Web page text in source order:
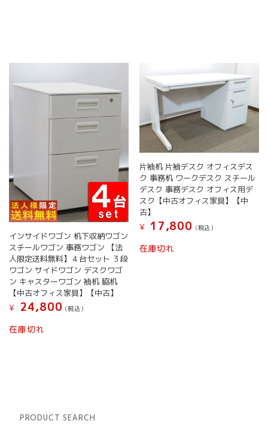
インサイドワゴン 机下収納ワゴン
スチールワゴン 事務ワゴン 【法
人限定送料無料】４台セット ３段
ワゴン サイドワゴン デスクワゴ
ン キャスターワゴン 袖机 脇机
【中古オフィス家具】【中古】
¥
24,800 (税込）
在庫切れ
片袖机 片袖デスク オフィスデス
ク 事務机 ワークデスク スチール
デスク 事務デスク オフィス用デ
スク【中古オフィス家具】【中
古】
¥
17,800 (税込）
在庫切れ
PRODUCT SEARCH